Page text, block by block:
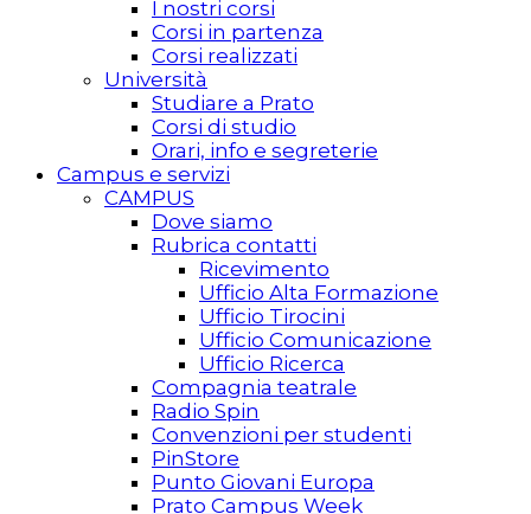
I nostri corsi
Corsi in partenza
Corsi realizzati
Università
Studiare a Prato
Corsi di studio
Orari, info e segreterie
Campus e servizi
CAMPUS
Dove siamo
Rubrica contatti
Ricevimento
Ufficio Alta Formazione
Ufficio Tirocini
Ufficio Comunicazione
Ufficio Ricerca
Compagnia teatrale
Radio Spin
Convenzioni per studenti
PinStore
Punto Giovani Europa
Prato Campus Week